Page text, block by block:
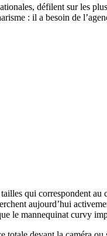
défilent sur les
: il a besoin de
qui correspondent au
aujourd’hui
le mannequinat curvy